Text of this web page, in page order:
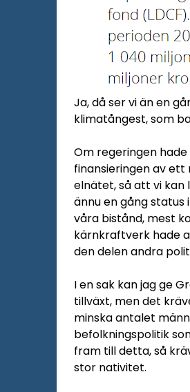
Ja, då ser vi än en
klimatångest, som
Om regeringen
finansieringen av ett
elnätet, så att vi kan
ännu en gång
våra bistånd, mest
kärnkraftverk hade
den delen andra
I en sak kan jag ge
tillväxt, men det
minska antalet
befolkningspolitik
fram till detta, så
stor nativitet.